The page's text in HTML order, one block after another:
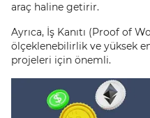
araç haline getirir.
Ayrıca, İş Kanıtı (Proof of
ölçeklenebilirlik ve yüksek
projeleri için önemli.